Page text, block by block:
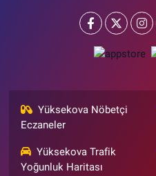
Yüksekova Nöbetçi
Eczaneler
Yüksekova Trafik
Yoğunluk Haritası